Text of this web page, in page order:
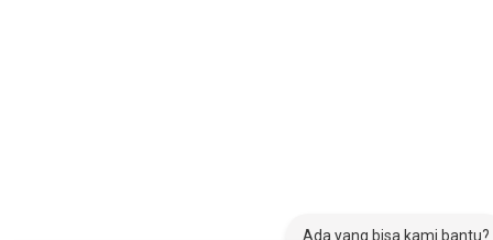
Ada yang bisa kami bantu?